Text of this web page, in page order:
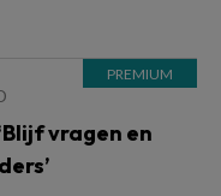
vragen en